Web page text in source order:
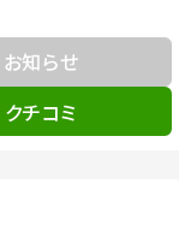
お知らせ
クチコミ